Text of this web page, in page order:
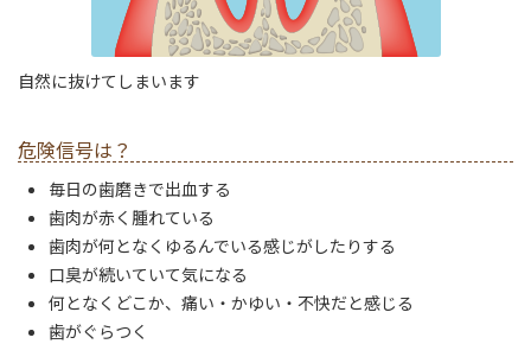
自然に抜けてしまいます
危険信号は？
毎日の歯磨きで出血する
歯肉が赤く腫れている
歯肉が何となくゆるんでいる感じがしたりする
口臭が続いていて気になる
何となくどこか、痛い・かゆい・不快だと感じる
歯がぐらつく